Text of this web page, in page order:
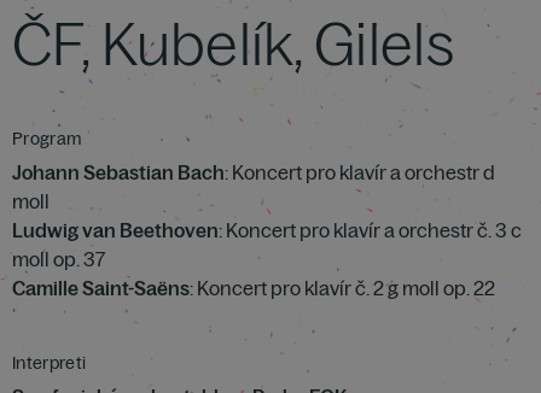
ČF, Kubelík, Gilels
Program
Johann Sebastian Bach: Koncert pro klavír a orchestr d
moll
Ludwig van Beethoven: Koncert pro klavír a orchestr č. 3 c
moll op. 37
Camille Saint-Saëns: Koncert pro klavír č. 2 g moll op. 22
Interpreti